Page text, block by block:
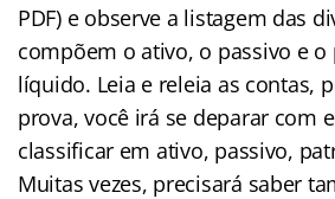
PDF) e observe a listagem das
compõem o ativo, o passivo e
líquido. Leia e releia as contas,
prova, você irá se deparar com
classificar em ativo, passivo,
Muitas vezes, precisará saber